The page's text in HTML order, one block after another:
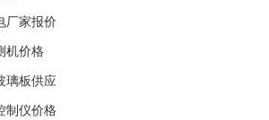
护：齿轮箱采用全密封结构，润滑脂终
润滑轴承，无需加油；电气部分无易损
机同步。只有可能更换的是位置反馈电位
霍尔传感器后也不需更换）。正常使用条
厂家报价
机价格
璃板供应
制仪价格